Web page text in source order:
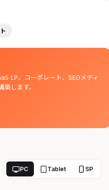
LP、コーポレート、SEOメディ
します。
PC Tablet SP